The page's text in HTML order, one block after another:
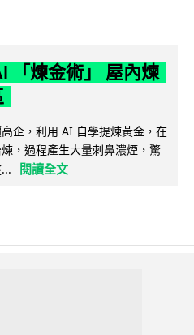
「煉金術」 屋內煉
企，利用 AI 自學提煉黃金，在
，過程產生大量刺鼻濃煙，驚
閱讀全文